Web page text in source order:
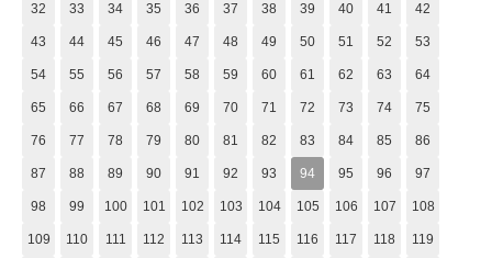
32 33 34 35 36 37 38 39 40 41 42
43 44 45 46 47 48 49 50 51 52 53
54 55 56 57 58 59 60 61 62 63 64
65 66 67 68 69 70 71 72 73 74 75
76 77 78 79 80 81 82 83 84 85 86
87 88 89 90 91 92 93 94 95 96 97
98 99 100 101 102 103 104 105 106 107 108
109 110 111 112 113 114 115 116 117 118 119